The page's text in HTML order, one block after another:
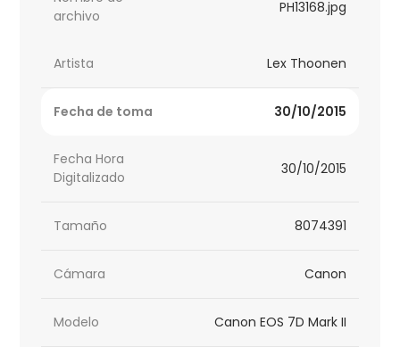
archivo
PH13168.jpg
Artista Lex Thoonen
Fecha de toma 30/10/2015
Fecha Hora
Digitalizado
30/10/2015
Tamaño 8074391
Cámara Canon
Modelo Canon EOS 7D Mark II